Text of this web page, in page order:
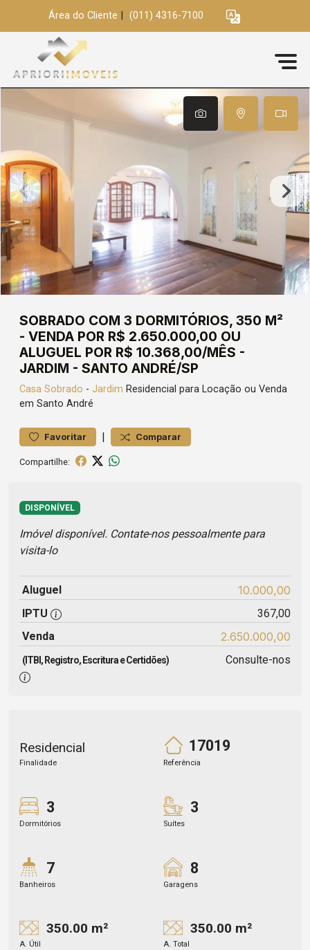
Área do Cliente (011) 4316-7100
SOBRADO COM 3 DORMITÓRIOS, 350 M²
- VENDA POR R$ 2.650.000,00 OU
ALUGUEL POR R$ 10.368,00/MÊS -
JARDIM - SANTO ANDRÉ/SP
Casa Sobrado - Jardim Residencial para Locação ou Venda
em Santo André
Favoritar | Comparar
Compartilhe:
DISPONÍVEL
Imóvel disponível. Contate-nos pessoalmente para
visita-lo
Aluguel 10.000,00
IPTU
367,00
Venda
2.650.000,00
(ITBI, Registro, Escritura e Certidões) Consulte-nos
Residencial
Finalidade
17019
Referência
3
Dormitórios
3
Suítes
7
Banheiros
8
Garagens
350.00 m²
A. Útil
350.00 m²
A. Total